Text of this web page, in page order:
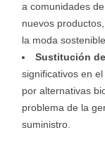
a comunidades
nuevos
la moda sostenible.
Sustitución
significativos en
por alternativas
problema de la
suministro.